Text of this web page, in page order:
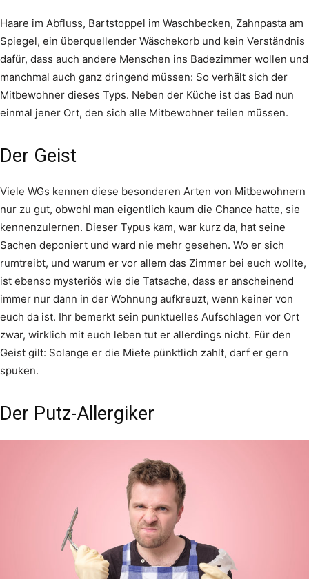
Haare im Abfluss, Bartstoppel im Waschbecken, Zahnpasta am
Spiegel, ein überquellender Wäschekorb und kein Verständnis
dafür, dass auch andere Menschen ins Badezimmer wollen und
manchmal auch ganz dringend müssen: So verhält sich der
Mitbewohner dieses Typs. Neben der Küche ist das Bad nun
einmal jener Ort, den sich alle Mitbewohner teilen müssen.
Der Geist
Viele WGs kennen diese besonderen Arten von Mitbewohnern
nur zu gut, obwohl man eigentlich kaum die Chance hatte, sie
kennenzulernen. Dieser Typus kam, war kurz da, hat seine
Sachen deponiert und ward nie mehr gesehen. Wo er sich
rumtreibt, und warum er vor allem das Zimmer bei euch wollte,
ist ebenso mysteriös wie die Tatsache, dass er anscheinend
immer nur dann in der Wohnung aufkreuzt, wenn keiner von
euch da ist. Ihr bemerkt sein punktuelles Aufschlagen vor Ort
zwar, wirklich mit euch leben tut er allerdings nicht. Für den
Geist gilt: Solange er die Miete pünktlich zahlt, darf er gern
spuken.
Der Putz-Allergiker